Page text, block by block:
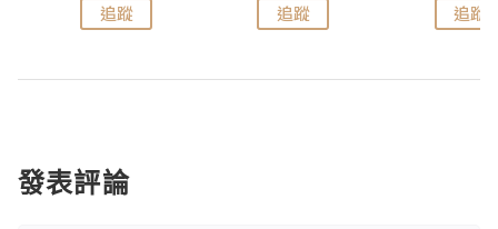
追蹤 追蹤 追蹤
發表評論